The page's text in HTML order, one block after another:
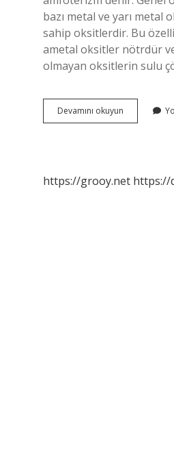
bazı metal ve yarı
sahip oksitlerdir. Bu
ametal oksitler nötrdür
olmayan oksitlerin sulu
Devamını okuyun Amfoter
Oksitler
https://grooy.net https://